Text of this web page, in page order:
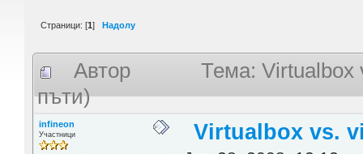
Страници: [1] Надолу
Автор
Тема: Virtualbox
пъти)
infineon
Участници Virtualbox vs.